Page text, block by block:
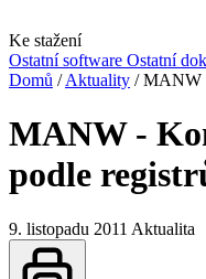
Ke stažení
Ostatní software Ostatní
Domů / Aktuality / MANW
MANW -
podle
9. listopadu 2011 Aktualita